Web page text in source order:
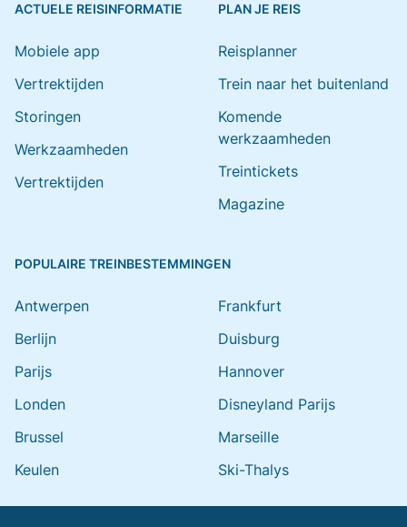
ACTUELE REISINFORMATIE
Mobiele app
Vertrektijden
Storingen
Werkzaamheden
Vertrektijden
PLAN JE REIS
Reisplanner
Trein naar het buitenland
Komende
werkzaamheden
Treintickets
Magazine
POPULAIRE TREINBESTEMMINGEN
Antwerpen
Berlijn
Parijs
Londen
Brussel
Keulen
Frankfurt
Duisburg
Hannover
Disneyland Parijs
Marseille
Ski-Thalys